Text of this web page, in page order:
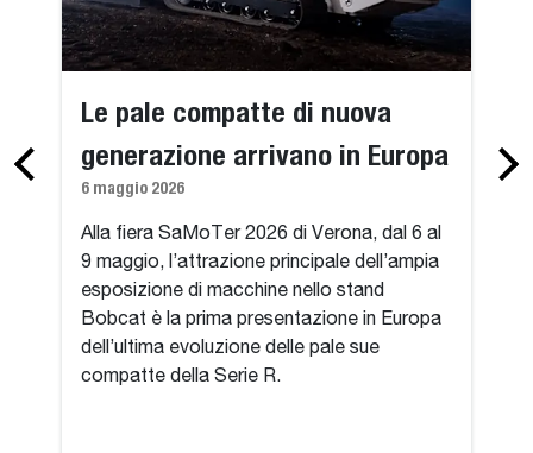
Le pale compatte di nuova
generazione arrivano in Europa
6 maggio 2026
Alla fiera SaMoTer 2026 di Verona, dal 6 al
9 maggio, l’attrazione principale dell’ampia
esposizione di macchine nello stand
Bobcat è la prima presentazione in Europa
dell’ultima evoluzione delle pale sue
compatte della Serie R.